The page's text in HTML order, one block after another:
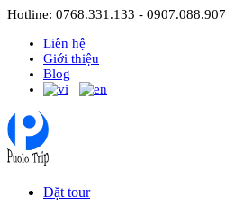
Hotline: 0768.331.133 - 0907.088.907
Liên hệ
Giới thiệu
Blog
Đặt tour